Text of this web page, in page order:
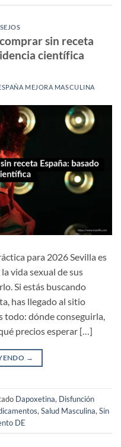
sin receta
científica
MEJORA MASCULINA
para 2026 Sevilla es
vida sexual de sus
Si estás buscando
has llegado al sitio
todo: dónde conseguirla,
precios esperar […]
→
Dapoxetina, Disfunción
, Salud Masculina, Sin
DE